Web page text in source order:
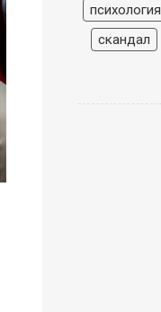
психология
скандал